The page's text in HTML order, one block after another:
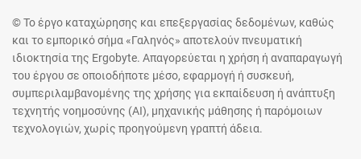
© Το έργο καταχώρησης και επεξεργασίας δεδομένων, καθώς
και το εμπορικό σήμα «Γαληνός» αποτελούν πνευματική
ιδιοκτησία της Ergobyte. Απαγορεύεται η χρήση ή αναπαραγωγή
του έργου σε οποιοδήποτε μέσο, εφαρμογή ή συσκευή,
συμπεριλαμβανομένης της χρήσης για εκπαίδευση ή ανάπτυξη
τεχνητής νοημοσύνης (AI), μηχανικής μάθησης ή παρόμοιων
τεχνολογιών, χωρίς προηγούμενη γραπτή άδεια.